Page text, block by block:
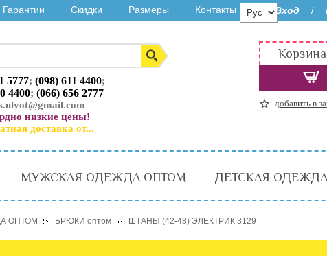
Гарантии Скидки Размеры Контакты Вход /
5777; (098) 611 4400;
4400; (066) 656 2777
низкие цены!
доставка от...
добавить в
МУЖСКАЯ ОДЕЖДА ОПТОМ ДЕТСКАЯ
ОПТОМ БРЮКИ оптом ШТАНЫ (42-48) ЭЛЕКТРИК 3129